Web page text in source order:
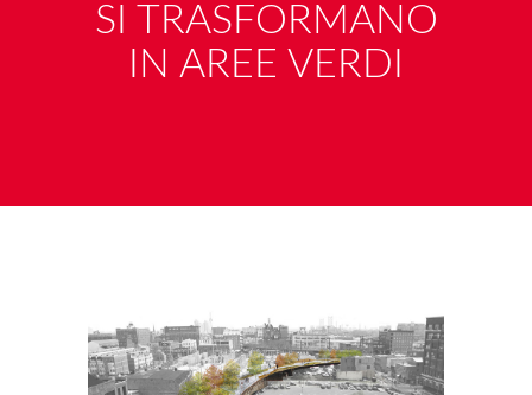
SI TRASFORMANO
IN AREE VERDI